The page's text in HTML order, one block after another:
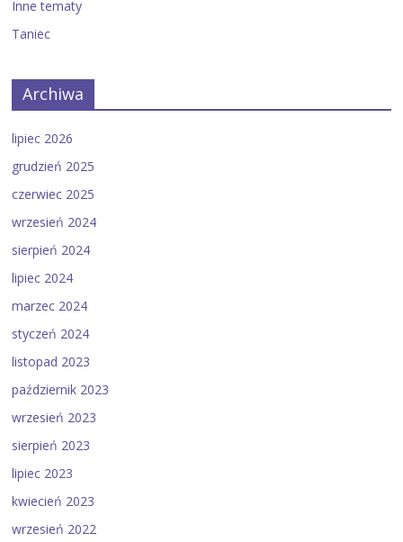
Inne tematy
Taniec
Archiwa
lipiec 2026
grudzień 2025
czerwiec 2025
wrzesień 2024
sierpień 2024
lipiec 2024
marzec 2024
styczeń 2024
listopad 2023
październik 2023
wrzesień 2023
sierpień 2023
lipiec 2023
kwiecień 2023
wrzesień 2022